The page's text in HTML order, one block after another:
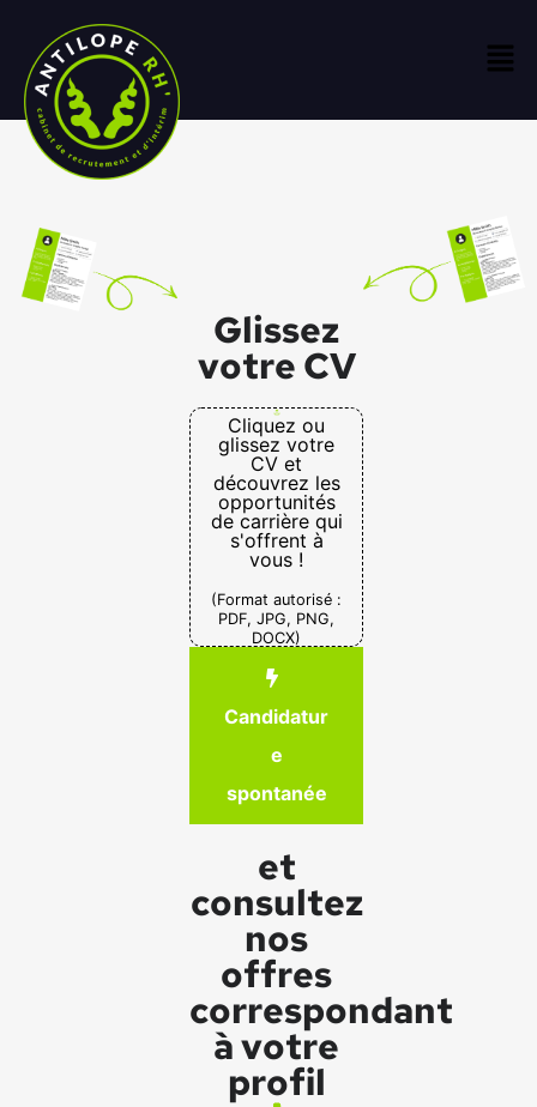
Glissez
votre CV
Cliquez ou
glissez votre
CV et
découvrez les
opportunités
de carrière qui
s'offrent à
vous !
(Format autorisé :
PDF, JPG, PNG,
DOCX)
Candidatur
e
spontanée
et
consultez
nos
offres
correspondant
à votre
profil